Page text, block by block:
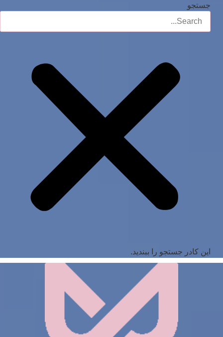
جستجو
این کادر جستجو را ببندید.